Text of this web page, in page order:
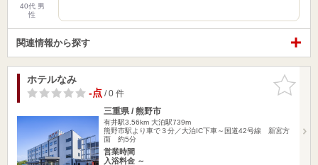
40代 男
性
関連情報から探す
お気に入
りに追加
ホテルなみ
-点/ 0 件
三重県 / 熊野市
有井駅3.56km 大泊駅739m
熊野市駅より車で３分／大泊IC下車～国道42号線 新宮方
面 約5分
営業時間
入浴料金 ～